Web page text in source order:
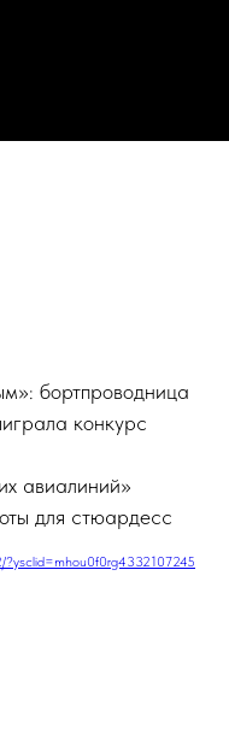
бортпроводница
конкурс
авиалиний»
для стюардесс
?ysclid=mhou0f0rg4332107245